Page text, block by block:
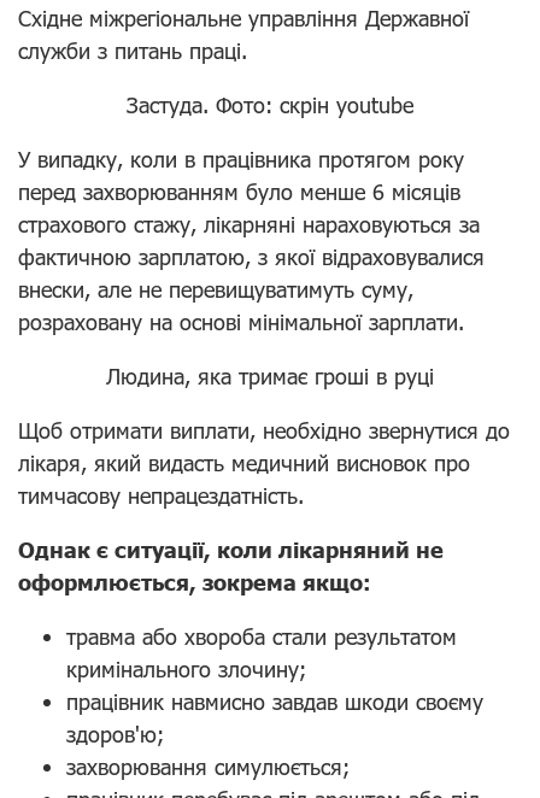
Східне міжрегіональне управління Державної
служби з питань праці.
Застуда. Фото: скрін youtube
У випадку, коли в працівника протягом року
перед захворюванням було менше 6 місяців
страхового стажу, лікарняні нараховуються за
фактичною зарплатою, з якої відраховувалися
внески, але не перевищуватимуть суму,
розраховану на основі мінімальної зарплати.
Людина, яка тримає гроші в руці
Щоб отримати виплати, необхідно звернутися до
лікаря, який видасть медичний висновок про
тимчасову непрацездатність.
Однак є ситуації, коли лікарняний не
оформлюється, зокрема якщо:
травма або хвороба стали результатом
кримінального злочину;
працівник навмисно завдав шкоди своєму
здоров'ю;
захворювання симулюється;